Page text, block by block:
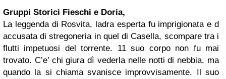
Gruppi Storici Fieschi e Doria,
La leggenda di Rosvita, ladra esperta fu imprigionata e d
accusata di stregoneria in quel di Casella, scompare tra i
flutti impetuosi del torrente. 11 suo corpo non fu mai
trovato. C’e’ chi giura dì vederla nelle notti di nebbia, ma
quando la si chiama svanisce improvvisamente. Il suo